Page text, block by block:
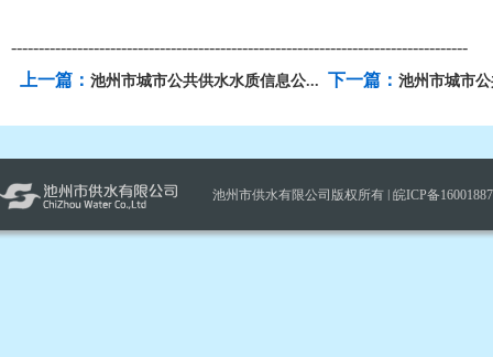
-----------------------------------------------------------------------------------
上一篇： 池州市城市公共供水水质信息公... 下一篇： 池州市城市
池州市供水有限公司版权所有 | 皖ICP备